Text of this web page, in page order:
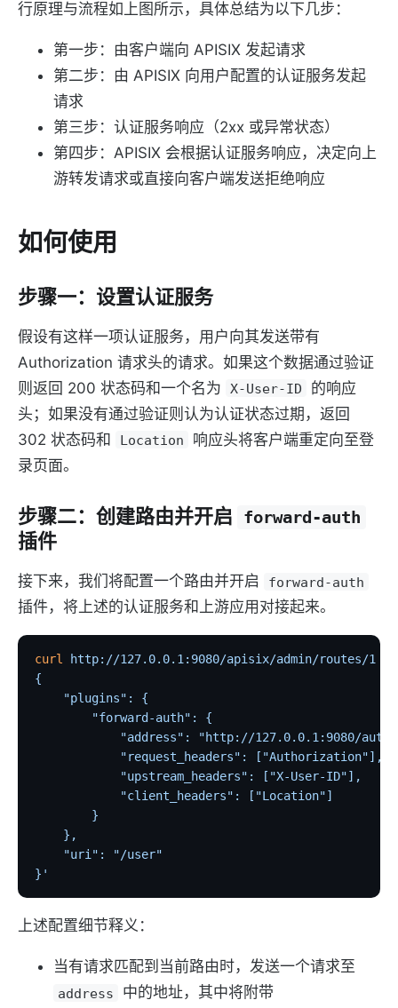
行原理与流程如上图所示，具体总结为以下几步：
第一步：由客户端向 APISIX 发起请求
第二步：由 APISIX 向用户配置的认证服务发起
请求
第三步：认证服务响应（2xx 或异常状态）
第四步：APISIX 会根据认证服务响应，决定向上
游转发请求或直接向客户端发送拒绝响应
如何使用
步骤一：设置认证服务
假设有这样一项认证服务，用户向其发送带有
Authorization 请求头的请求。如果这个数据通过验证
则返回 200 状态码和一个名为
X-User-ID
的响应
头；如果没有通过验证则认为认证状态过期，返回
302 状态码和
Location
响应头将客户端重定向至登
录页面。
步骤二：创建路由并开启 forward-auth
插件
接下来，我们将配置一个路由并开启 forward-auth
插件，将上述的认证服务和上游应用对接起来。
curl http://127.0.0.1:9080/apisix/admin/routes/1
{
    "plugins": {
        "forward-auth": {
"address": "http://127.0.0.1:9080/
            "request_headers": ["Authorization"],
            "upstream_headers": ["X-User-ID"],
            "client_headers": ["Location"]
        }
    },
    "uri": "/user"
}'
上述配置细节释义：
当有请求匹配到当前路由时，发送一个请求至
address 中的地址，其中将附带